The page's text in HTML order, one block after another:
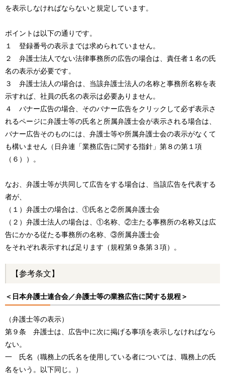
を表示しなければならないと規定しています。
ポイントは以下の通りです。
１ 登録番号の表示までは求められていません。
２ 弁護士法人でない法律事務所の広告の場合は、責任者１名の氏
名の表示が必要です。
３ 弁護士法人の場合は、当該弁護士法人の名称と事務所名称を表
示すれば、社員の氏名の表示は必要ありません。
４ バナー広告の場合、そのバナー広告をクリックして必ず表示さ
れるページに弁護士等の氏名と所属弁護士会が表示される場合は、
バナー広告そのものには、弁護士等や所属弁護士会の表示がなくて
も構いません（日弁連「業務広告に関する指針」第８の第１項
（６））。
なお、弁護士等が共同して広告をする場合は、当該広告を代表する
者が、
（１）弁護士の場合は、①氏名と②所属弁護士会
（２）弁護士法人の場合は、①名称、②主たる事務所の名称又は広
告にかかる従たる事務所の名称、③所属弁護士会
をそれぞれ表示すれば足ります（規程第９条第３項）。
【参考条文】
＜日本弁護士連合会／弁護士等の業務広告に関する規程＞
（弁護士等の表示）
第９条 弁護士は、広告中に次に掲げる事項を表示しなければなら
ない。
一 氏名（職務上の氏名を使用している者については、職務上の氏
名をいう。以下同じ。）